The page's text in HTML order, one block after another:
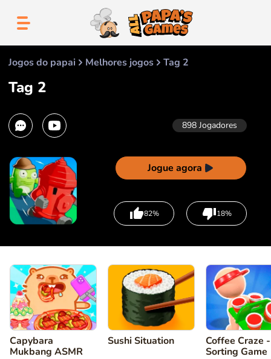
Jogos do papai Melhores jogos Tag 2
Tag 2
898 Jogadores
Jogue agora
82% 18%
Capybara
Mukbang ASMR
Sushi Situation
Coffee Craze -
Sorting Game